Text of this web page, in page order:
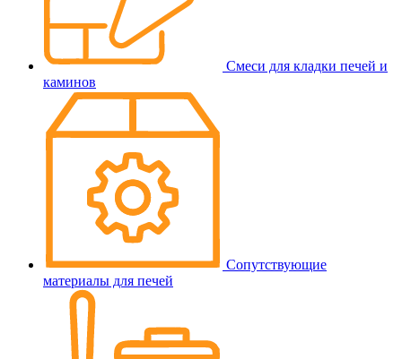
Смеси для кладки печей и
каминов
Сопутствующие
материалы для печей